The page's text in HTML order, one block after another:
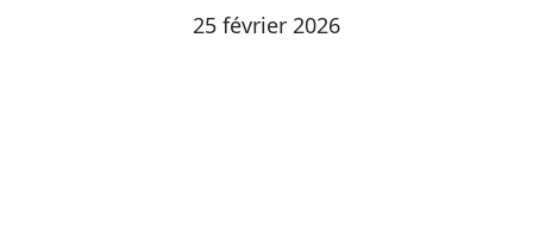
25 février 2026